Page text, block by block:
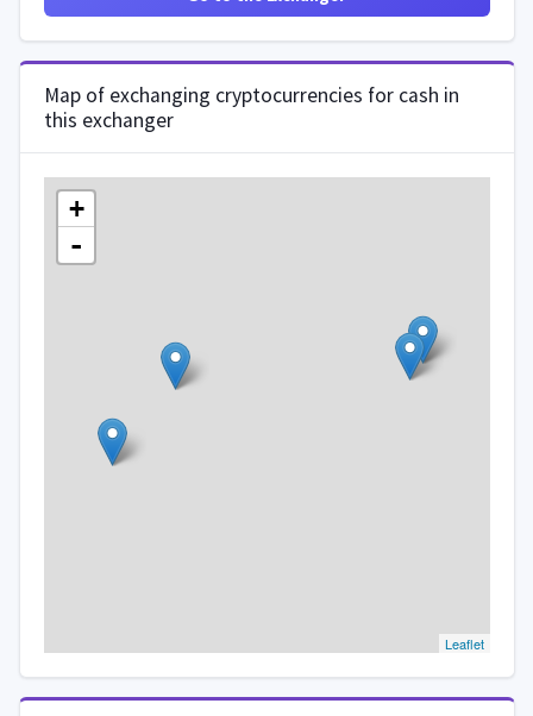
Map of exchanging cryptocurrencies for cash in
this exchanger
+
-
Leaflet